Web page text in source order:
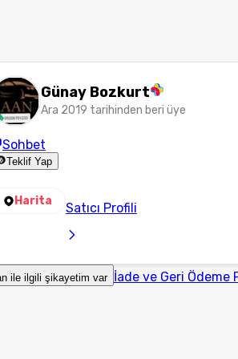
Günay Bozkurt
Ara 2019 tarihinden beri üye
Sohbet
Teklif Yap
Harita Satıcı Profili
ile ilgili şikayetim var İade ve Geri Ödeme